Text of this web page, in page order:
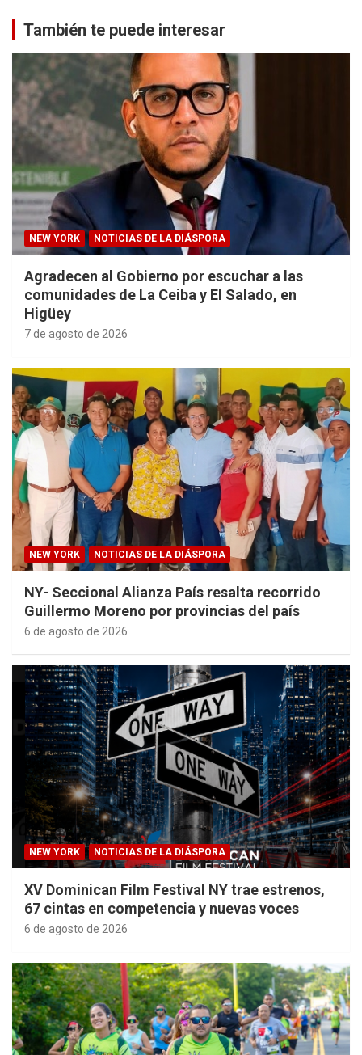
También te puede interesar
NEW YORK NOTICIAS DE LA DIÁSPORA
Agradecen al Gobierno por escuchar a las
comunidades de La Ceiba y El Salado, en
Higüey
7 de agosto de 2026
NEW YORK NOTICIAS DE LA DIÁSPORA
NY- Seccional Alianza País resalta recorrido
Guillermo Moreno por provincias del país
6 de agosto de 2026
NEW YORK NOTICIAS DE LA DIÁSPORA
XV Dominican Film Festival NY trae estrenos,
67 cintas en competencia y nuevas voces
6 de agosto de 2026